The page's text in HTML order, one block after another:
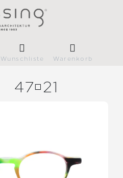
Wunschliste Warenkorb
4721